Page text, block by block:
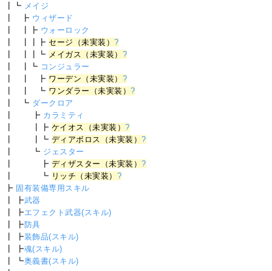
┃┗ メイジ
┃ ┣ ウィザード
┃ ┃┣ ウォーロック
┃ ┃┃┣ セージ（未実装）?
┃ ┃┃┗ メイガス（未実装） ?
┃ ┃┗ コンジュラー
┃ ┃ ┣ ワーデン（未実装） ?
┃ ┃ ┗ ワンダラー（未実装）?
┃ ┗ ダークロア
┃ ┣ カラミティ
┃ ┃┣ ケイオス（未実装）?
┃ ┃┗ ディアボロス（未実装）?
┃ ┗ ジェスター
┃ ┣ ディザスター（未実装）?
┃ ┗ リッチ（未実装） ?
┣ 固有装備専用スキル
┃ ┣武器
┃ ┣エフェクト武器(スキル)
┃ ┣防具
┃ ┣装飾品(スキル)
┃ ┣魂(スキル)
┃ ┗奥義書(スキル)